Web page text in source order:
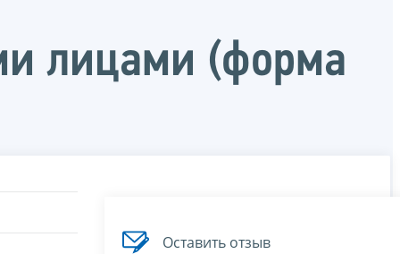
лицами (форма
Оставить отзыв